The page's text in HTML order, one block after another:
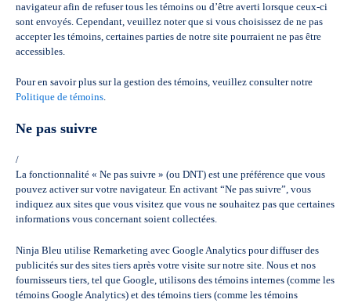
navigateur afin de refuser tous les témoins ou d’être averti lorsque ceux-ci
sont envoyés. Cependant, veuillez noter que si vous choisissez de ne pas
accepter les témoins, certaines parties de notre site pourraient ne pas être
accessibles.
Pour en savoir plus sur la gestion des témoins, veuillez consulter notre
Politique de témoins.
Ne pas suivre
/
La fonctionnalité « Ne pas suivre » (ou DNT) est une préférence que vous
pouvez activer sur votre navigateur. En activant “Ne pas suivre”, vous
indiquez aux sites que vous visitez que vous ne souhaitez pas que certaines
informations vous concernant soient collectées.
Ninja Bleu utilise Remarketing avec Google Analytics pour diffuser des
publicités sur des sites tiers après votre visite sur notre site. Nous et nos
fournisseurs tiers, tel que Google, utilisons des témoins internes (comme les
témoins Google Analytics) et des témoins tiers (comme les témoins